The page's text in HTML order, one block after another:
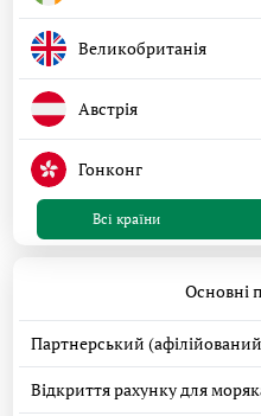
Великобританія
Австрія
Гонконг
Всі країни
Основні
Партнерський
Відкриття рахунку для